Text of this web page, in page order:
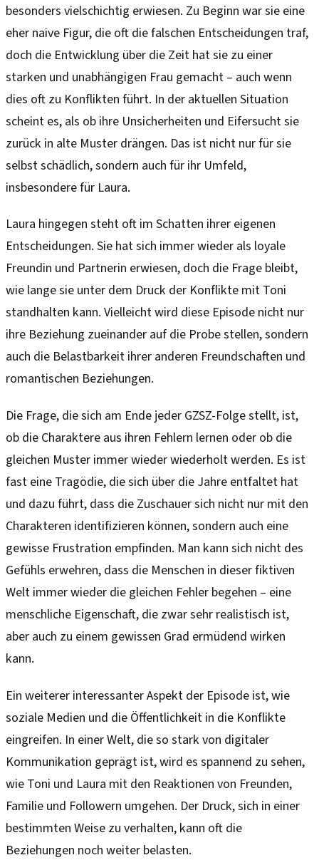
besonders vielschichtig erwiesen. Zu Beginn war sie eine
eher naive Figur, die oft die falschen Entscheidungen traf,
doch die Entwicklung über die Zeit hat sie zu einer
starken und unabhängigen Frau gemacht – auch wenn
dies oft zu Konflikten führt. In der aktuellen Situation
scheint es, als ob ihre Unsicherheiten und Eifersucht sie
zurück in alte Muster drängen. Das ist nicht nur für sie
selbst schädlich, sondern auch für ihr Umfeld,
insbesondere für Laura.
Laura hingegen steht oft im Schatten ihrer eigenen
Entscheidungen. Sie hat sich immer wieder als loyale
Freundin und Partnerin erwiesen, doch die Frage bleibt,
wie lange sie unter dem Druck der Konflikte mit Toni
standhalten kann. Vielleicht wird diese Episode nicht nur
ihre Beziehung zueinander auf die Probe stellen, sondern
auch die Belastbarkeit ihrer anderen Freundschaften und
romantischen Beziehungen.
Die Frage, die sich am Ende jeder GZSZ-Folge stellt, ist,
ob die Charaktere aus ihren Fehlern lernen oder ob die
gleichen Muster immer wieder wiederholt werden. Es ist
fast eine Tragödie, die sich über die Jahre entfaltet hat
und dazu führt, dass die Zuschauer sich nicht nur mit den
Charakteren identifizieren können, sondern auch eine
gewisse Frustration empfinden. Man kann sich nicht des
Gefühls erwehren, dass die Menschen in dieser fiktiven
Welt immer wieder die gleichen Fehler begehen – eine
menschliche Eigenschaft, die zwar sehr realistisch ist,
aber auch zu einem gewissen Grad ermüdend wirken
kann.
Ein weiterer interessanter Aspekt der Episode ist, wie
soziale Medien und die Öffentlichkeit in die Konflikte
eingreifen. In einer Welt, die so stark von digitaler
Kommunikation geprägt ist, wird es spannend zu sehen,
wie Toni und Laura mit den Reaktionen von Freunden,
Familie und Followern umgehen. Der Druck, sich in einer
bestimmten Weise zu verhalten, kann oft die
Beziehungen noch weiter belasten.